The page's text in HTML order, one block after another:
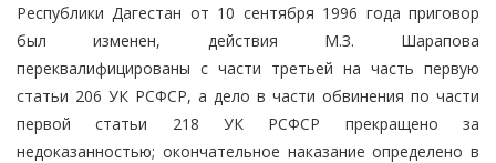
Республики Дагестан от 10 сентября 1996 года приговор
был изменен, действия М.З. Шарапова
переквалифицированы с части третьей на часть первую
статьи 206 УК РСФСР, а дело в части обвинения по части
первой статьи 218 УК РСФСР прекращено за
недоказанностью; окончательное наказание определено в